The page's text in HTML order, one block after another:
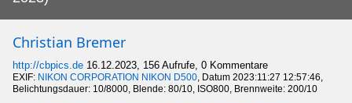
Christian Bremer
http://cbpics.de 16.12.2023, 156 Aufrufe, 0 Kommentare
EXIF: NIKON CORPORATION NIKON D500, Datum 2023:11:27 12:57:46,
Belichtungsdauer: 10/8000, Blende: 80/10, ISO800, Brennweite: 200/10